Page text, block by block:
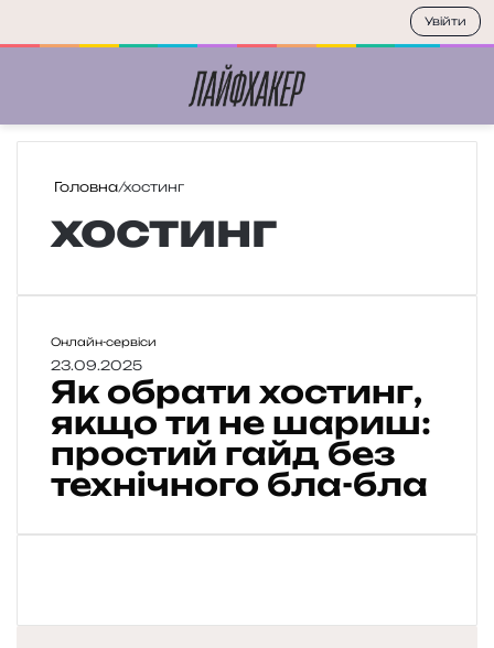
Головна/хостинг
хостинг
Я
к
о
р
а
т
Онлайн-сервіси
23.09.2025
Як обрати хостинг,
якщо ти не шариш:
простий гайд без
технічного бла-бла
Увійти